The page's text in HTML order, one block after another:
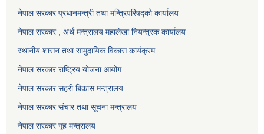
नेपाल सरकार प्रधानमन्त्री तथा मन्त्रिपरिषद्को कार्यालय
नेपाल सरकार , अर्थ मन्त्रालय महालेखा नियन्त्रक कार्यालय
स्थानीय शासन तथा सामुदायिक विकास कार्यक्रम
नेपाल सरकार राष्ट्रिय योजना आयोग
नेपाल सरकार सहरी बिकास मन्त्रालय
नेपाल सरकार संचार तथा सूचना मन्त्रालय
नेपाल सरकार गृह मन्त्रालय